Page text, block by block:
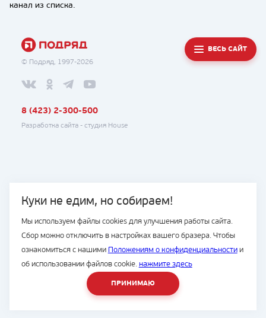
Куки не едим, но собираем!
Мы используем файлы cookies для улучшения работы сайта.
Сбор можно отключить в настройках вашего бразера. Чтобы
ознакомиться с нашими Положениям о конфиденциальностии
об использовании файлов cookie. нажмите здесь
ПРИНИМАЮ
канал из списка.
© Подряд, 1997-2026
ВЕСЬ САЙТ
8 (423) 2-300-500
Разработка сайта - студия House